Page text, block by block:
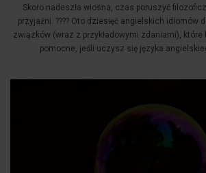
Skoro nadeszła wiosna, czas poruszyć
przyjaźni. ???? Oto dziesięć angielskich idiomów
związków (wraz z przykładowymi zdaniami), które
pomocne, jeśli uczysz się języka